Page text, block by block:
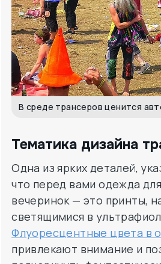
В среде трансеров ценится
Тематика дизайна
Одна из ярких деталей,
что перед вами одежда
вечеринок — это принты,
светящимися в
Флуоресцентные цвета в
привлекают внимание и